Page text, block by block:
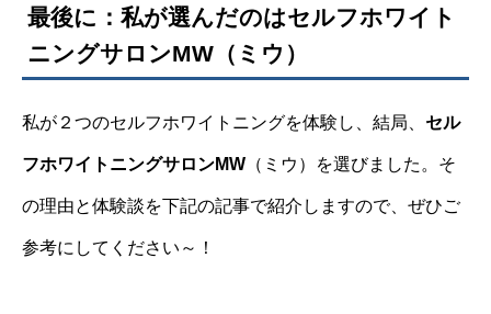
最後に：私が選んだのはセルフホワイト
ニングサロンMW（ミウ）
私が２つのセルフホワイトニングを体験し、結局、 セル
フホワイトニングサロンMW （ミウ）を選びました。そ
の理由と体験談を下記の記事で紹介しますので、ぜひご
参考にしてください～！